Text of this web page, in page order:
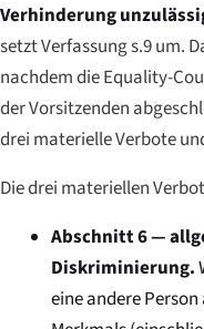
Verhinderung
setzt Verfassung s.9 um.
nachdem die Equality-
der Vorsitzenden
drei materielle Verbote
Die drei materiellen
Abschnitt 6 —
Diskriminierung.
eine andere